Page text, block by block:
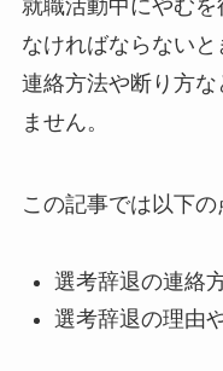
就職活動中にやむ
なければならないと
連絡方法や断り方
ません。
この記事では以下の
選考辞退の連絡
選考辞退の理由